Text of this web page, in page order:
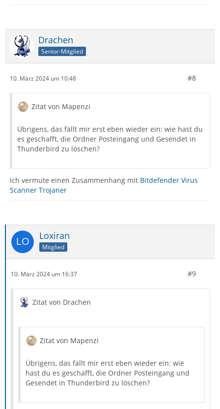
Drachen
Senior-Mitglied
10. März 2024 um 10:48 #8
Zitat von Mapenzi
Übrigens, das fällt mir erst eben wieder ein: wie hast du
es geschafft, die Ordner Posteingang und Gesendet in
Thunderbird zu löschen?
Ich vermute einen Zusammenhang mit Bitdefender Virus
Scanner Trojaner
Loxiran
Mitglied
10. März 2024 um 16:37 #9
Zitat von Drachen
Zitat von Mapenzi
Übrigens, das fällt mir erst eben wieder ein: wie
hast du es geschafft, die Ordner Posteingang und
Gesendet in Thunderbird zu löschen?